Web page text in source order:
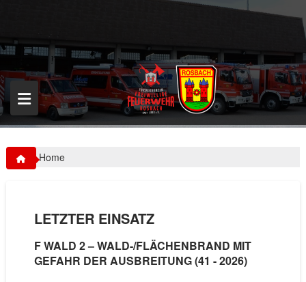
p
o
c
o
n
t
Home
LETZTER EINSATZ
F WALD 2 – WALD-/FLÄCHENBRAND MIT
GEFAHR DER AUSBREITUNG (41 - 2026)